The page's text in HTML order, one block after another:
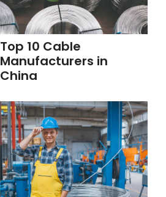
Top 10 Cable
Manufacturers in
China